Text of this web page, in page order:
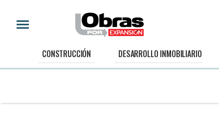
CONSTRUCCIÓN DESARROLLO INMOBILIARIO